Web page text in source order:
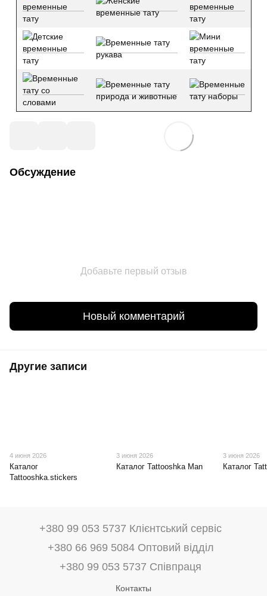
Обсуждение
Добавьте первый отзыв
Новый комментарий
Другие записи
4 июня 2026
Каталог
Tattooshka.stickers
3 июня 2026
Каталог Tattooshka Man
3 июня 2026
Каталог
+380 99 053 5737 Клієнтський сервіс
+380 66 969 5084 Оптовий відділ
+380 99 053 5737 Співпраця
Контакты